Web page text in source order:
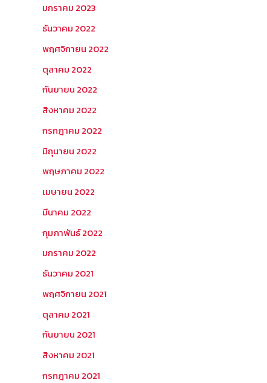
มกราคม 2023
ธันวาคม 2022
พฤศจิกายน 2022
ตุลาคม 2022
กันยายน 2022
สิงหาคม 2022
กรกฎาคม 2022
มิถุนายน 2022
พฤษภาคม 2022
เมษายน 2022
มีนาคม 2022
กุมภาพันธ์ 2022
มกราคม 2022
ธันวาคม 2021
พฤศจิกายน 2021
ตุลาคม 2021
กันยายน 2021
สิงหาคม 2021
กรกฎาคม 2021